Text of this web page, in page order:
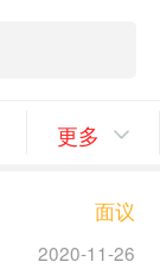
更多
面议
2020-11-26